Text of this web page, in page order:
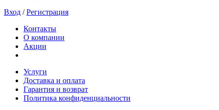
Вход /Регистрация
Контакты
О компании
Акции
Услуги
Доставка и оплата
Гарантия и возврат
Политика конфиденциальности